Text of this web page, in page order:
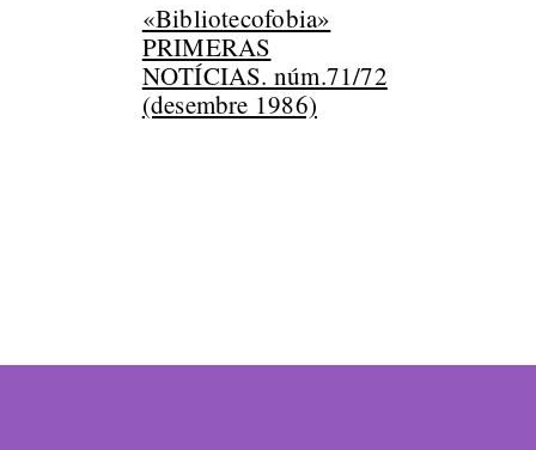
«Bibliotecofobia»
PRIMERAS
NOTÍCIAS. núm.71/72
(desembre 1986)